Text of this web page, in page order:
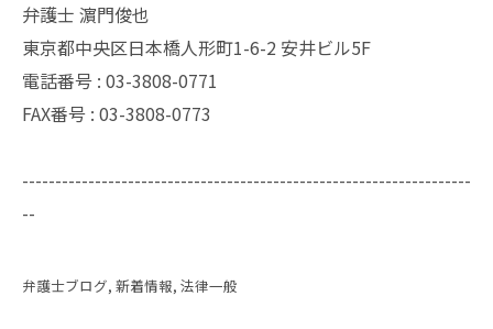
弁護士 濵門俊也
東京都中央区日本橋人形町1-6-2 安井ビル5F
電話番号 : 03-3808-0771
FAX番号 : 03-3808-0773
--------------------------------------------------------------------
--
弁護士ブログ 新着情報 法律一般